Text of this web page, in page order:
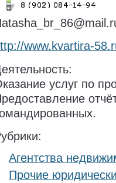
www.kvartira-
услуг по
Агентства
Прочие